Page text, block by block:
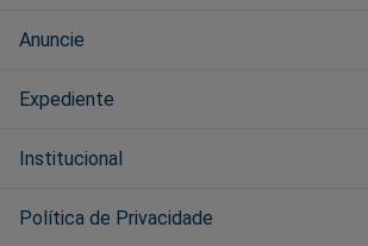
Anuncie
Expediente
Institucional
Política de Privacidade